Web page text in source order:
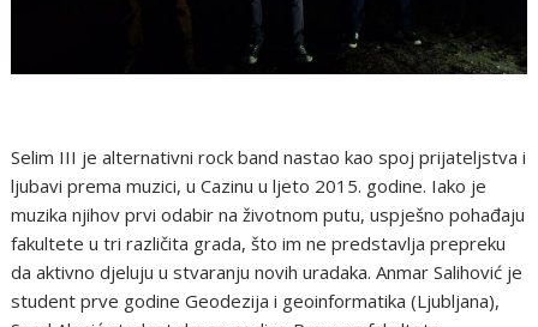
Selim III je alternativni rock band nastao kao spoj prijateljstva i
ljubavi prema muzici, u Cazinu u ljeto 2015. godine. Iako je
muzika njihov prvi odabir na životnom putu, uspješno pohađaju
fakultete u tri različita grada, što im ne predstavlja prepreku
da aktivno djeluju u stvaranju novih uradaka. Anmar Salihović je
student prve godine Geodezija i geoinformatika (Ljubljana),